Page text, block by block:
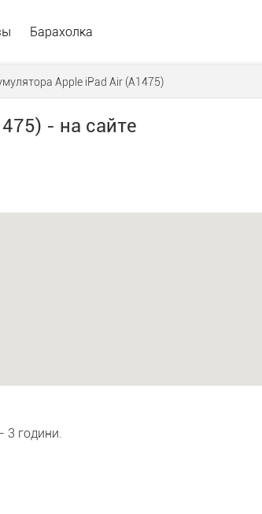
Барахолка
Apple iPad Air (A1475)
- на сайте
3 години.